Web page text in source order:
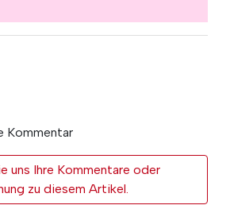
Kommentar
uns Ihre Kommentare oder
zu diesem Artikel.